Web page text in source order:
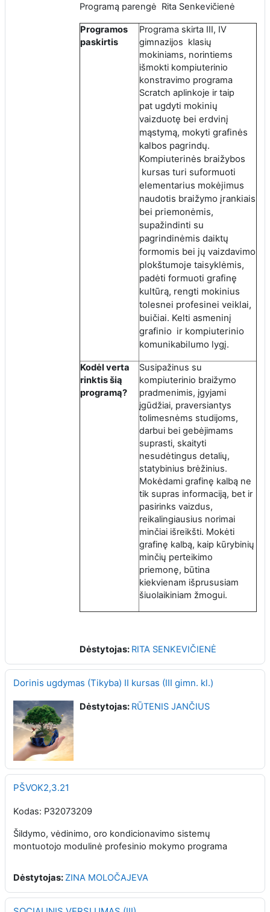
Programą parengė Rita Senkevičienė
Programos
paskirtis
Programa skirta III, IV
gimnazijos klasių
mokiniams, norintiems
išmokti kompiuterinio
konstravimo programa
Scratch aplinkoje ir taip
pat ugdyti mokinių
vaizduotę bei erdvinį
mąstymą, mokyti grafinės
kalbos pagrindų.
Kompiuterinės braižybos
kursas turi suformuoti
elementarius mokėjimus
naudotis braižymo įrankiais
bei priemonėmis,
supažindinti su
pagrindinėmis daiktų
formomis bei jų vaizdavimo
plokštumoje taisyklėmis,
padėti formuoti grafinę
kultūrą, rengti mokinius
tolesnei profesinei veiklai,
buičiai. Kelti asmeninį
grafinio ir kompiuterinio
komunikabilumo lygį.
Kodėl verta
rinktis šią
programą?
Susipažinus su
kompiuterinio braižymo
pradmenimis, įgyjami
įgūdžiai, praversiantys
tolimesnėms studijoms,
darbui bei gebėjimams
suprasti, skaityti
nesudėtingus detalių,
statybinius brėžinius.
Mokėdami grafinę kalbą ne
tik supras informaciją, bet ir
pasirinks vaizdus,
reikalingiausius norimai
minčiai išreikšti. Mokėti
grafinę kalbą, kaip kūrybinių
minčių perteikimo
priemonę, būtina
kiekvienam išprususiam
šiuolaikiniam žmogui.
Dėstytojas: RITA SENKEVIČIENĖ
Dorinis ugdymas (Tikyba) II kursas (III gimn. kl.)
Dėstytojas: RŪTENIS JANČIUS
PŠVOK2,3.21
Kodas: P32073209
Šildymo, vėdinimo, oro kondicionavimo sistemų
montuotojo modulinė profesinio mokymo programa
Dėstytojas: ZINA MOLOČAJEVA